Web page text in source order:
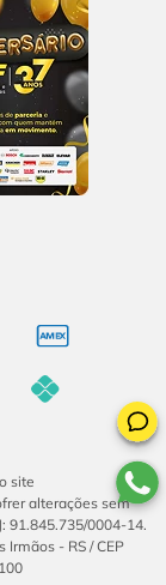
site
alterações sem
91.845.735/0004-14.
Irmãos - RS / CEP